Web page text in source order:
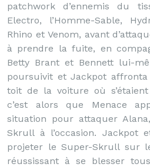
patchwork d’ennemis du
Electro, l’Homme-Sable,
Rhino et Venom, avant
à prendre la fuite, en
Betty Brant et Bennett lui-
poursuivit et Jackpot
toit de la voiture où
c’est alors que Menace
situation pour attaquer
Skrull à l’occasion. Jackpot
projeter le Super-Skrull sur
réussissant à se blesser